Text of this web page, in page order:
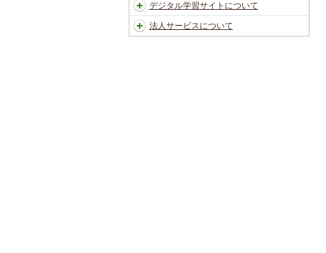
デジタル学習サイトについて
法人サービスについて